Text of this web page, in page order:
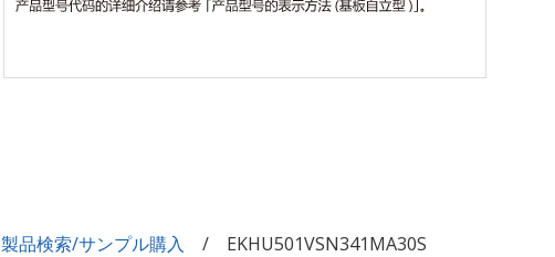
製品検索/サンプル購入 EKHU501VSN341MA30S